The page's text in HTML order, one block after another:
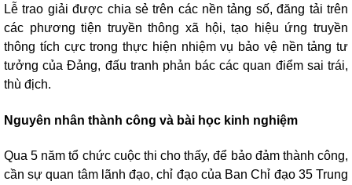
Lễ trao giải được chia sẻ trên các nền tảng số, đăng tải trên
các phương tiện truyền thông xã hội, tạo hiệu ứng truyền
thông tích cực trong thực hiện nhiệm vụ bảo vệ nền tảng tư
tưởng của Đảng, đấu tranh phản bác các quan điểm sai trái,
thù địch.
Nguyên nhân thành công và bài học kinh nghiệm
Qua 5 năm tổ chức cuộc thi cho thấy, để bảo đảm thành công,
cần sự quan tâm lãnh đạo, chỉ đạo của Ban Chỉ đạo 35 Trung